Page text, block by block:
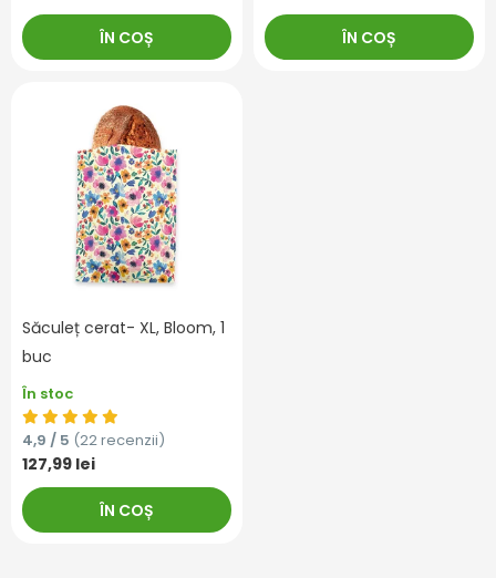
ÎN COȘ ÎN COȘ
Săculeț cerat- XL, Bloom, 1
buc
În stoc
4,9 / 5 (22 recenzii)
127,99 lei
ÎN COȘ